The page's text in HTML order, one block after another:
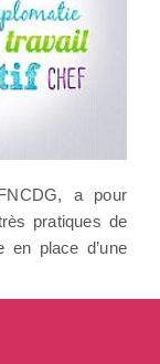
a pour
pratiques de
place d’une